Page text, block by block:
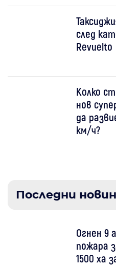
след
Revuelto
Колко
нов
да
км/ч?
Последни
Огнен 9
пожара
1500 ха